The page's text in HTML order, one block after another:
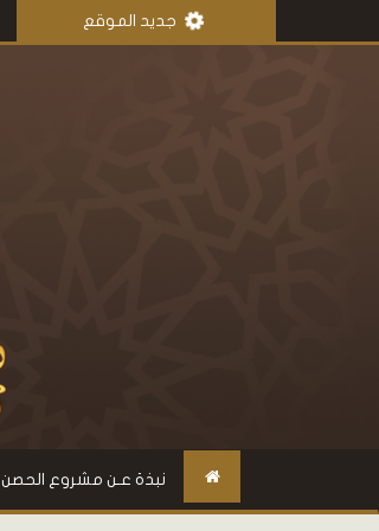
جديد الموقع
نبذة عـن مشروع الحصن